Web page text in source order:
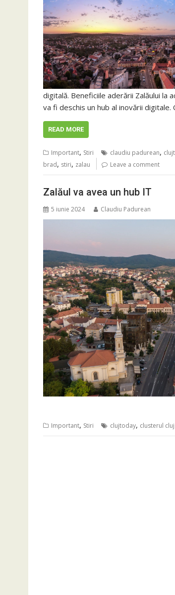
digitală. Beneficiile aderării Zalăului la
va fi deschis un hub al inovării
READ MORE
Important, Stiri claudiu padurean,
brad, stiri, zalau Leave a comment
Zalăul va avea un hub IT
5 iunie 2024 Claudiu Padurean
Important, Stiri clujtoday, clusterul